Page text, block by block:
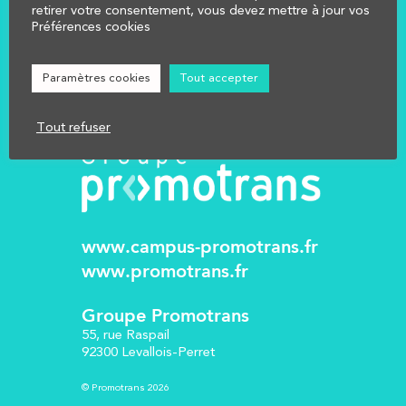
NOUS CONTACTER
Réglementation
www.campus-promotrans.fr
www.promotrans.fr
Groupe Promotrans
55, rue Raspail
92300 Levallois-Perret
© Promotrans 2026
retirer votre consentement, vous devez mettre à jour vos
Préférences cookies
Paramètres cookies Tout accepter
Tout refuser